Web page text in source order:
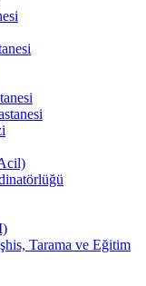
Tarama ve Eğitim